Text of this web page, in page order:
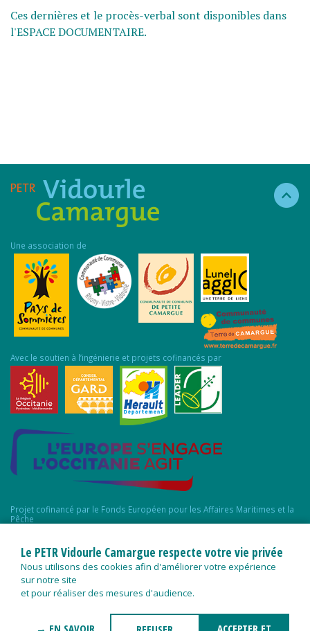
Ces dernières et le procès-verbal sont disponibles dans
l'ESPACE DOCUMENTAIRE.
Une association de
Avec le soutien à l’ingénierie et projets cofinancés par
Projet cofinancé par le Fonds Européen pour les Affaires Maritimes et la
Pêche
Le PETR Vidourle Camargue respecte votre vie privée
Nous utilisons des cookies afin d'améliorer votre expérience
sur notre site
et pour réaliser des mesures d'audience.